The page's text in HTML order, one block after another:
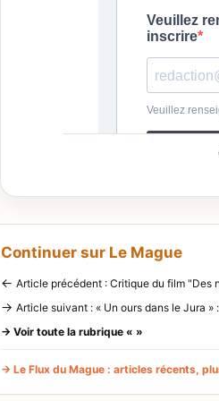
Continuer sur Le Mague
← Article précédent : Critique du film "Des
→ Article suivant : « Un ours dans le Jura
→ Voir toute la rubrique « »
→ Le Flux du Mague : articles récents,